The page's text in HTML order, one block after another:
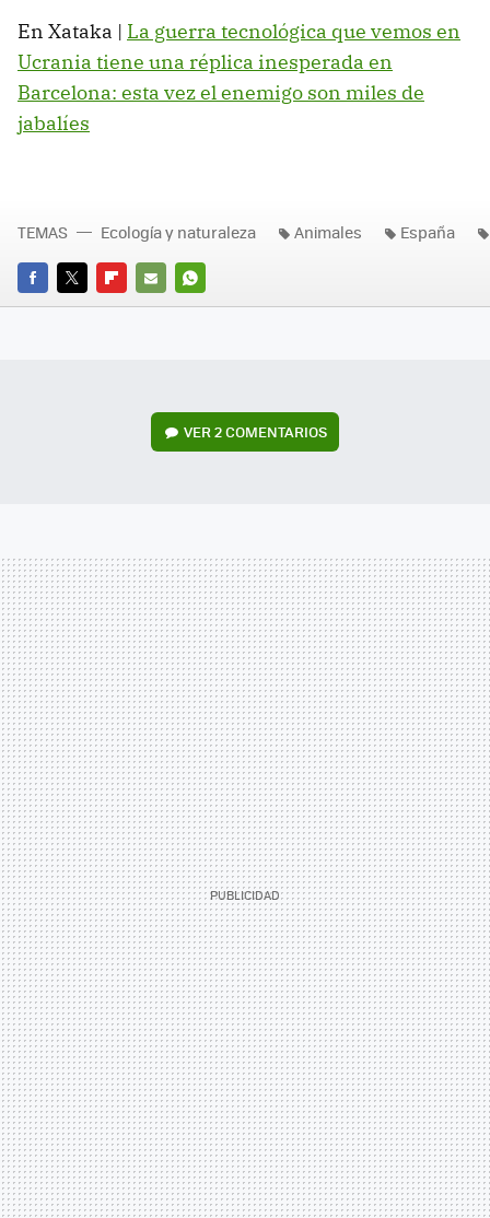
En Xataka | La guerra tecnológica que vemos en
Ucrania tiene una réplica inesperada en
Barcelona: esta vez el enemigo son miles de
jabalíes
FACEBOOK
TWITTERFLIPBOARD
E-
WHATSAPP
TEMAS Ecología y naturaleza Animales España
VER2 COMENTARIOS